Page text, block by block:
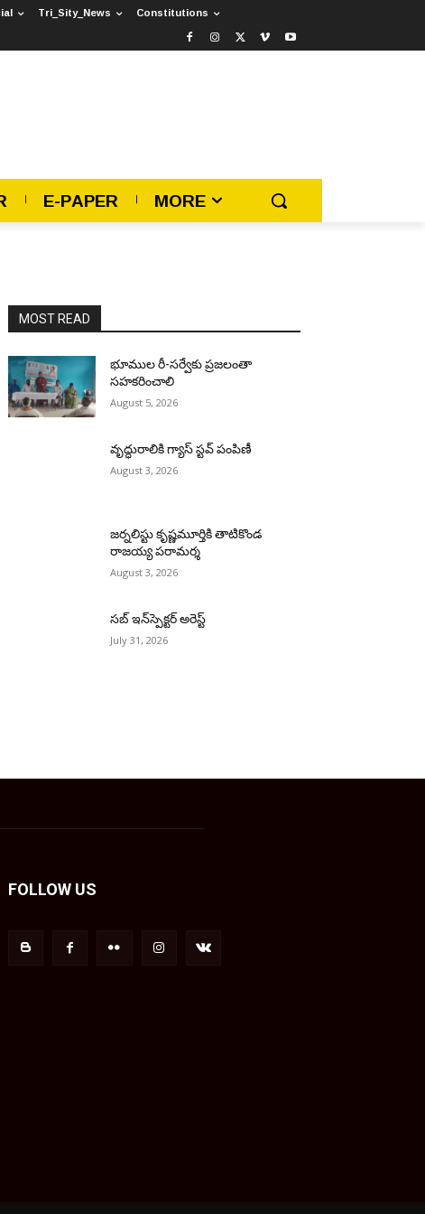
Tri_Sity_News Constitutions
E-PAPER MORE
MOST READ
భూముల రీ-సర్వేకు ప్రజలంతా
సహకరించాలి
August 5, 2026
వృద్ధురాలికి గ్యాస్ స్టవ్ పంపిణీ
August 3, 2026
జర్నలిస్టు కృష్ణమూర్తికి తాటికొండ
రాజయ్య పరామర్శ
August 3, 2026
సబ్ ఇన్‌స్పెక్టర్ అరెస్ట్
July 31, 2026
FOLLOW US